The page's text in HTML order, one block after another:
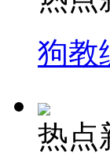
狗教
热点